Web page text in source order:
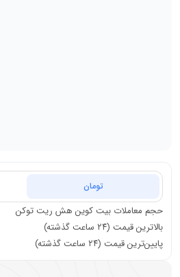
تومان
حجم معاملات بیت کوین هش ریت توکن
بالاترین قیمت (۲۴ ساعت گذشته)
پایین‌ترین قیمت (۲۴ ساعت گذشته)